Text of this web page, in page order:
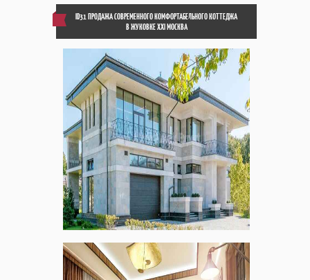
ID31 ПРОДАЖА СОВРЕМЕННОГО КОМФОРТАБЕЛЬНОГО КОТТЕДЖА
В ЖУКОВКЕ XXI МОСКВА